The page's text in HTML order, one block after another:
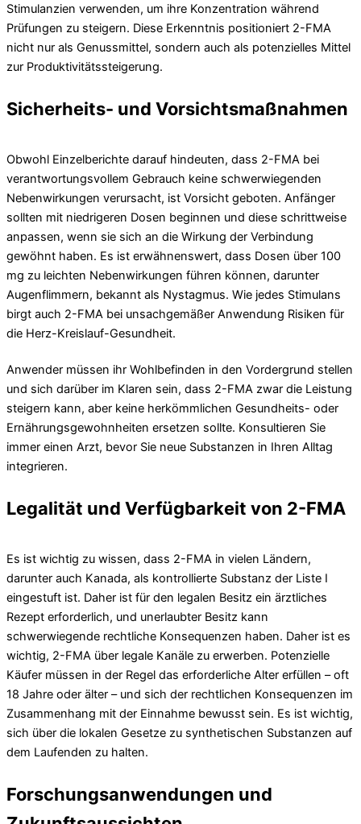
Stimulanzien verwenden, um ihre Konzentration während
Prüfungen zu steigern. Diese Erkenntnis positioniert 2-FMA
nicht nur als Genussmittel, sondern auch als potenzielles Mittel
zur Produktivitätssteigerung.
Sicherheits- und Vorsichtsmaßnahmen
Obwohl Einzelberichte darauf hindeuten, dass 2-FMA bei
verantwortungsvollem Gebrauch keine schwerwiegenden
Nebenwirkungen verursacht, ist Vorsicht geboten. Anfänger
sollten mit niedrigeren Dosen beginnen und diese schrittweise
anpassen, wenn sie sich an die Wirkung der Verbindung
gewöhnt haben. Es ist erwähnenswert, dass Dosen über 100
mg zu leichten Nebenwirkungen führen können, darunter
Augenflimmern, bekannt als Nystagmus. Wie jedes Stimulans
birgt auch 2-FMA bei unsachgemäßer Anwendung Risiken für
die Herz-Kreislauf-Gesundheit.
Anwender müssen ihr Wohlbefinden in den Vordergrund stellen
und sich darüber im Klaren sein, dass 2-FMA zwar die Leistung
steigern kann, aber keine herkömmlichen Gesundheits- oder
Ernährungsgewohnheiten ersetzen sollte. Konsultieren Sie
immer einen Arzt, bevor Sie neue Substanzen in Ihren Alltag
integrieren.
Legalität und Verfügbarkeit von 2-FMA
Es ist wichtig zu wissen, dass 2-FMA in vielen Ländern,
darunter auch Kanada, als kontrollierte Substanz der Liste I
eingestuft ist. Daher ist für den legalen Besitz ein ärztliches
Rezept erforderlich, und unerlaubter Besitz kann
schwerwiegende rechtliche Konsequenzen haben. Daher ist es
wichtig, 2-FMA über legale Kanäle zu erwerben. Potenzielle
Käufer müssen in der Regel das erforderliche Alter erfüllen – oft
18 Jahre oder älter – und sich der rechtlichen Konsequenzen im
Zusammenhang mit der Einnahme bewusst sein. Es ist wichtig,
sich über die lokalen Gesetze zu synthetischen Substanzen auf
dem Laufenden zu halten.
Forschungsanwendungen und